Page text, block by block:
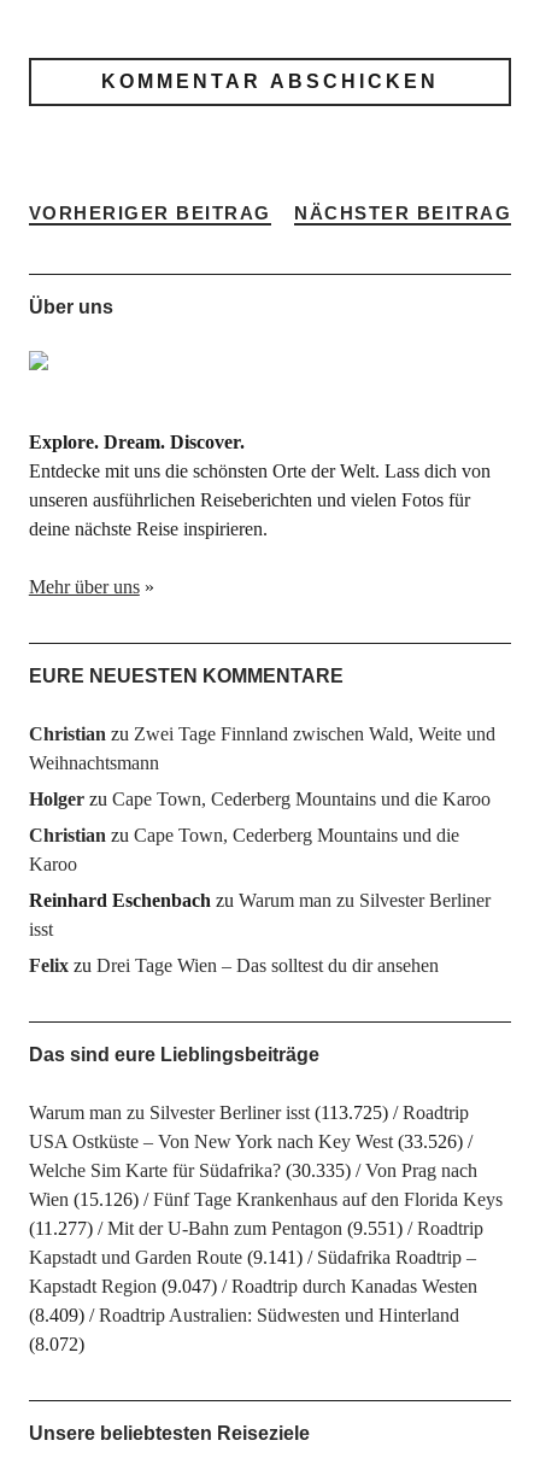
VORHERIGER BEITRAG NÄCHSTER BEITRAG
Über uns
Explore. Dream. Discover.
Entdecke mit uns die schönsten Orte der Welt. Lass dich von
unseren ausführlichen Reiseberichten und vielen Fotos für
deine nächste Reise inspirieren.
Mehr über uns»
EURE NEUESTEN KOMMENTARE
Christian zu Zwei Tage Finnland zwischen Wald, Weite und
Weihnachtsmann
Holgerzu Cape Town, Cederberg Mountains und die Karoo
Christian zu Cape Town, Cederberg Mountains und die
Karoo
Reinhard Eschenbach zu Warum man zu Silvester Berliner
isst
Felixzu Drei Tage Wien – Das solltest du dir ansehen
Das sind eure Lieblingsbeiträge
Warum man zu Silvester Berliner isst (113.725)
Roadtrip
USA Ostküste – Von New York nach Key West (33.526)
Welche Sim Karte für Südafrika? (30.335)
Von Prag nach
Wien (15.126)
Fünf Tage Krankenhaus auf den Florida Keys
(11.277)
Mit der U-Bahn zum Pentagon (9.551)
Roadtrip
Kapstadt und Garden Route (9.141)
Südafrika Roadtrip –
Kapstadt Region (9.047)
Roadtrip durch Kanadas Westen
(8.409)
Roadtrip Australien: Südwesten und Hinterland
(8.072)
Unsere beliebtesten Reiseziele